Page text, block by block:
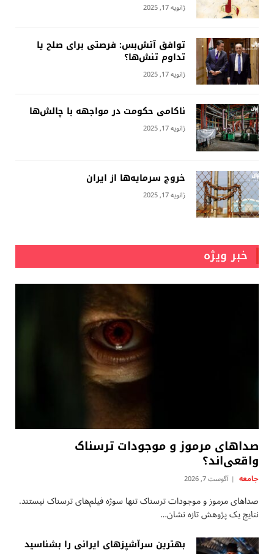
ژانویه 17, 2025
توافق آتش‌بس: فرصتی برای صلح یا
تداوم تنش‌ها؟
ژانویه 17, 2025
ناکامی حکومت در مواجهه با چالش‌ها
ژانویه 17, 2025
خروج سرمایه‌ها از ایران
ژانویه 17, 2025
خبر ویژه
صداهای مرموز و موجودات ترسناک
واقعی‌اند؟
جامعه آگوست 7, 2026
صداهای مرموز و موجودات ترسناک تنها سوژه فیلم‌های ترسناک نیستند.
نتایج یک پژوهش تازه نشان…
بهترین سرآشپزهای ایرانی را بشناسید